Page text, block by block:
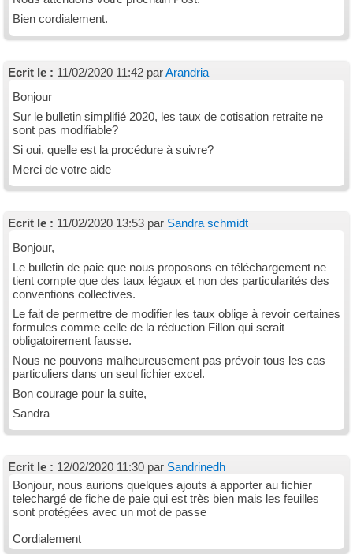
Bien cordialement.
Ecrit le : 11/02/2020 11:42 parArandria
Bonjour
Sur le bulletin simplifié 2020, les taux de cotisation retraite ne
sont pas modifiable?
Si oui, quelle est la procédure à suivre?
Merci de votre aide
Ecrit le : 11/02/2020 13:53 par Sandra schmidt
Bonjour,
Le bulletin de paie que nous proposons en téléchargement ne
tient compte que des taux légaux et non des particularités des
conventions collectives.
Le fait de permettre de modifier les taux oblige à revoir certaines
formules comme celle de la réduction Fillon qui serait
obligatoirement fausse.
Nous ne pouvons malheureusement pas prévoir tous les cas
particuliers dans un seul fichier excel.
Bon courage pour la suite,
Sandra
Ecrit le : 12/02/2020 11:30 par Sandrinedh
Bonjour, nous aurions quelques ajouts à apporter au fichier
telechargé de fiche de paie qui est très bien mais les feuilles
sont protégées avec un mot de passe
Cordialement